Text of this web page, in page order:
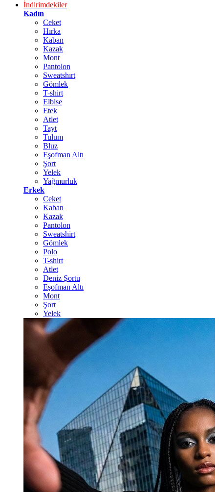
İndirimdekiler
Kadın
Ceket
Hırka
Kaban
Kazak
Mont
Pantolon
Sweatshırt
Gömlek
T-shirt
Elbise
Etek
Atlet
Tayt
Tulum
Bluz
Eşofman Altı
Şort
Yelek
Yağmurluk
Erkek
Ceket
Kaban
Kazak
Pantolon
Sweatshirt
Gömlek
Polo
T-shirt
Atlet
Deniz Şortu
Eşofman Altı
Mont
Şort
Yelek